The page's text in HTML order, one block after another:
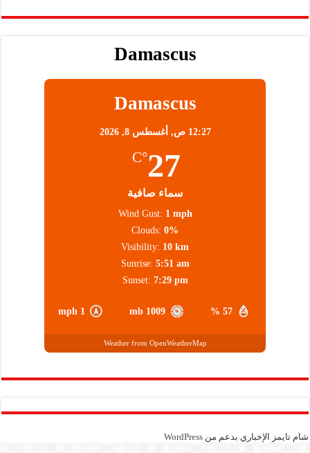
Damascus
Damascus
12:27 ص, أغسطس 8, 2026
27
°C
سماء صافية
57 %
1009 mb
1 mph
Wind Gust: 1 mph
Clouds: 0%
Visibility: 10 km
Sunrise: 5:51 am
Sunset: 7:29 pm
Weather from OpenWeatherMap
شام تايمز الإخباري بدعم منWordPress